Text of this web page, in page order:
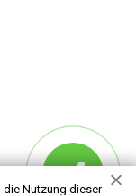
die Nutzung dieser